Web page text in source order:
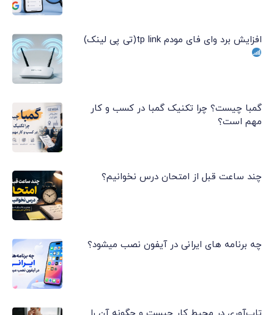
افزایش برد وای فای مودم tp link(تی پی لینک)
گمبا چیست؟ چرا تکنیک گمبا در کسب و کار
مهم است؟
چند ساعت قبل از امتحان درس نخوانیم؟
چه برنامه های ایرانی در آیفون نصب میشود؟